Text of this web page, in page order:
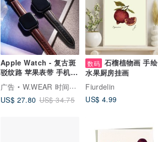
Apple Watch - 复古斑
驳纹路 苹果表带 手机挂
绳
广告
W.WEAR 时间穿搭
US$ 27.80 US$ 34.75
数码 石榴植物画 手绘
水果厨房挂画
Fiurdelin
US$ 4.99